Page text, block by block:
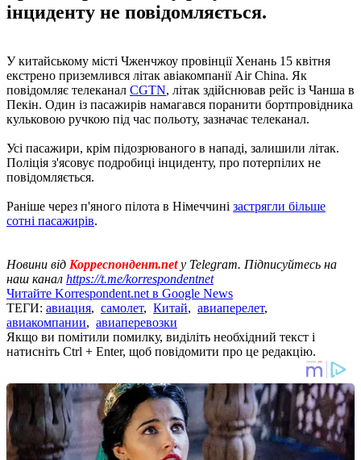
інциденту не повідомляється.
У китайському місті Чженчжоу провінції Хенань 15 квітня
екстрено приземлився літак авіакомпанії Air China. Як
повідомляє телеканал CGTN, літак здійснював рейс із Чанша в
Пекін. Один із пасажирів намагався поранити бортпровідника
кульковою ручкою під час польоту, зазначає телеканал.
Усі пасажири, крім підозрюваного в нападі, залишили літак.
Поліція з'ясовує подробиці інциденту, про потерпілих не
повідомляється.
Раніше через п'яного пілота в Німеччині застрягли більше
сотні пасажирів.
Новини від Корреспондент.netу Telegram. Підписуйтесь на
наш канал https://t.me/korrespondentnet
Читайте Korrespondent.net в Google News
ТЕГИ: авиация, самолет, Китай, авиаперелет,
авиакомпании, авиаперевозки
Якщо ви помітили помилку, виділіть необхідний текст і
натисніть Ctrl + Enter, щоб повідомити про це редакцію.